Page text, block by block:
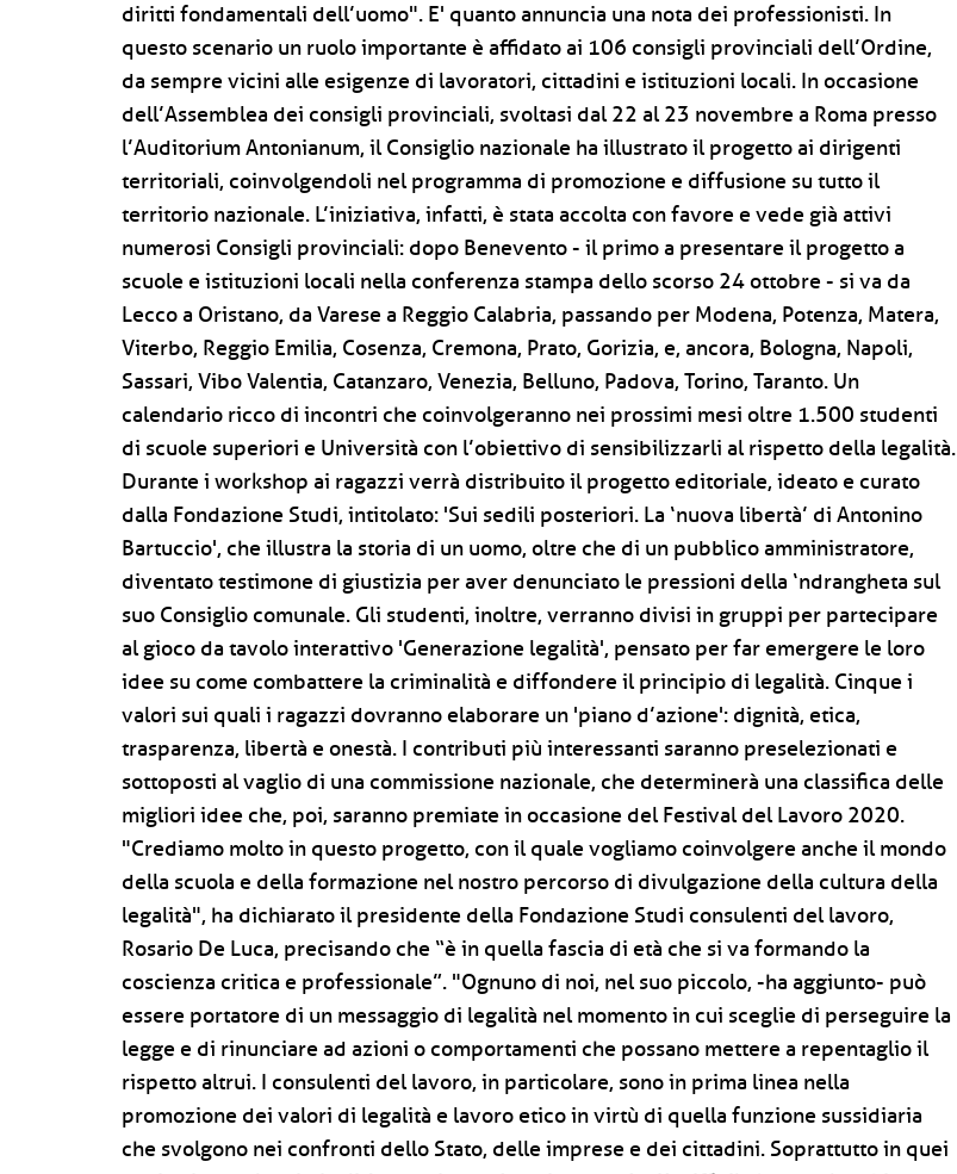
diritti fondamentali dell’uomo". E' quanto annuncia una nota dei professionisti. In
questo scenario un ruolo importante è affidato ai 106 consigli provinciali dell’Ordine,
da sempre vicini alle esigenze di lavoratori, cittadini e istituzioni locali. In occasione
dell’Assemblea dei consigli provinciali, svoltasi dal 22 al 23 novembre a Roma presso
l’Auditorium Antonianum, il Consiglio nazionale ha illustrato il progetto ai dirigenti
territoriali, coinvolgendoli nel programma di promozione e diffusione su tutto il
territorio nazionale. L’iniziativa, infatti, è stata accolta con favore e vede già attivi
numerosi Consigli provinciali: dopo Benevento - il primo a presentare il progetto a
scuole e istituzioni locali nella conferenza stampa dello scorso 24 ottobre - si va da
Lecco a Oristano, da Varese a Reggio Calabria, passando per Modena, Potenza, Matera,
Viterbo, Reggio Emilia, Cosenza, Cremona, Prato, Gorizia, e, ancora, Bologna, Napoli,
Sassari, Vibo Valentia, Catanzaro, Venezia, Belluno, Padova, Torino, Taranto. Un
calendario ricco di incontri che coinvolgeranno nei prossimi mesi oltre 1.500 studenti
di scuole superiori e Università con l’obiettivo di sensibilizzarli al rispetto della legalità.
Durante i workshop ai ragazzi verrà distribuito il progetto editoriale, ideato e curato
dalla Fondazione Studi, intitolato: 'Sui sedili posteriori. La ‘nuova libertà’ di Antonino
Bartuccio', che illustra la storia di un uomo, oltre che di un pubblico amministratore,
diventato testimone di giustizia per aver denunciato le pressioni della ‘ndrangheta sul
suo Consiglio comunale. Gli studenti, inoltre, verranno divisi in gruppi per partecipare
al gioco da tavolo interattivo 'Generazione legalità', pensato per far emergere le loro
idee su come combattere la criminalità e diffondere il principio di legalità. Cinque i
valori sui quali i ragazzi dovranno elaborare un 'piano d’azione': dignità, etica,
trasparenza, libertà e onestà. I contributi più interessanti saranno preselezionati e
sottoposti al vaglio di una commissione nazionale, che determinerà una classifica delle
migliori idee che, poi, saranno premiate in occasione del Festival del Lavoro 2020.
"Crediamo molto in questo progetto, con il quale vogliamo coinvolgere anche il mondo
della scuola e della formazione nel nostro percorso di divulgazione della cultura della
legalità", ha dichiarato il presidente della Fondazione Studi consulenti del lavoro,
Rosario De Luca, precisando che “è in quella fascia di età che si va formando la
coscienza critica e professionale”. "Ognuno di noi, nel suo piccolo, -ha aggiunto- può
essere portatore di un messaggio di legalità nel momento in cui sceglie di perseguire la
legge e di rinunciare ad azioni o comportamenti che possano mettere a repentaglio il
rispetto altrui. I consulenti del lavoro, in particolare, sono in prima linea nella
promozione dei valori di legalità e lavoro etico in virtù di quella funzione sussidiaria
che svolgono nei confronti dello Stato, delle imprese e dei cittadini. Soprattutto in quei